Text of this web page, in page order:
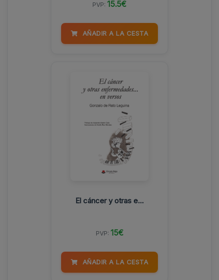
PVP: 15.5€
AÑADIR A LA CESTA
El cáncer y otras e...
PVP: 15€
AÑADIR A LA CESTA